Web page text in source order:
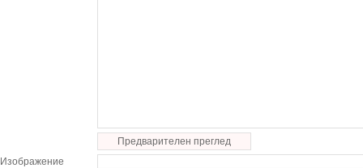
Предварителен преглед
Изображение